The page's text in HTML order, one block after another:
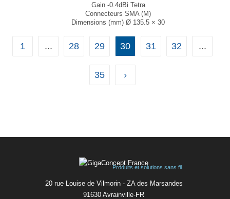
Gain -0.4dBi Tetra
Connecteurs SMA (M)
Dimensions (mm) Ø 135.5 × 30
1 ... 28 29 30 31 32 ...
35 ›
Produits et solutions sans fil
20 rue Louise de Vilmorin - ZA des Marsandes
91630 Avrainvilleㅤ-ㅤFR